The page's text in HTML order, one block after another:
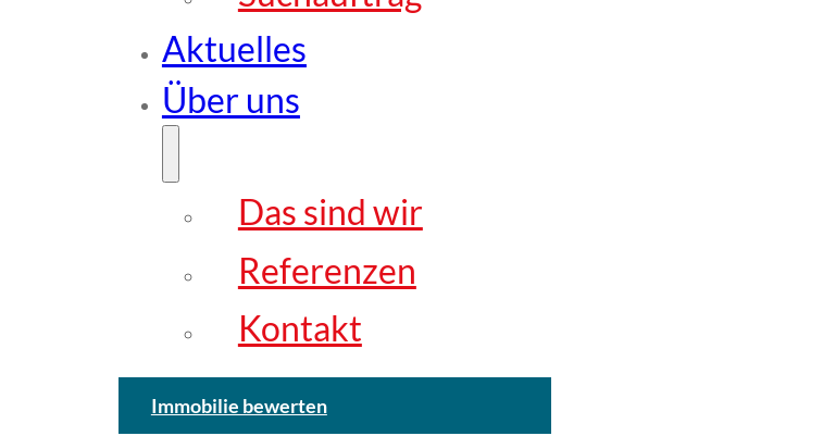
Aktuelles
Über uns
Das sind wir
Referenzen
Kontakt
Immobilie bewerten